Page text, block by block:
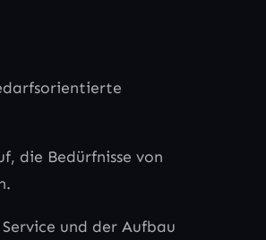
die Bedürfnisse von
und der Aufbau